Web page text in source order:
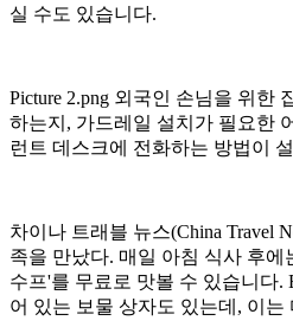
실 수도 있습니다.
Picture 2.png 외국인 손님을 위
하는지, 가드레일 설치가 필요한
런트 데스크에 전화하는 방법이
차이나 트래블 뉴스(China Travel
족을 만났다. 매일 아침 식사 후
수프'를 무료로 맛볼 수 있습니다
어 있는 보물 상자도 있는데, 이